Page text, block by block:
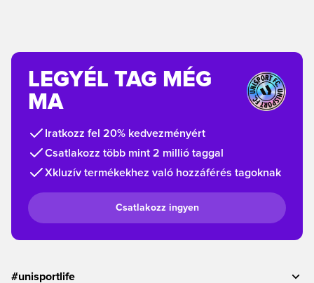
LEGYÉL TAG MÉG
MA
Iratkozz fel 20% kedvezményért
Csatlakozz több mint 2 millió taggal
Xkluzív termékekhez való hozzáférés tagoknak
Csatlakozz ingyen
#unisportlife